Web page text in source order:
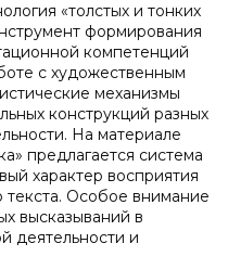
«толстых и тонких
формирования
компетенций
с художественным
механизмы
конструкций разных
На материале
предлагается система
характер восприятия
текста. Особое внимание
высказываний в
деятельности и